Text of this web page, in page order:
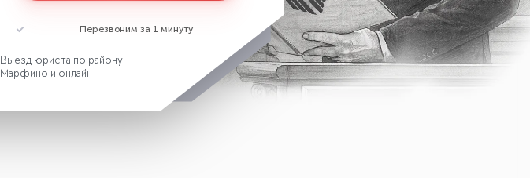
Перезвоним за 1 минуту
Выезд юриста по району
Марфино и онлайн